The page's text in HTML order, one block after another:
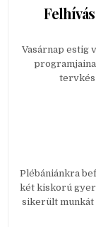
Vasárnap estig
Plébániánkra
két kiskorú
sikerült munkát